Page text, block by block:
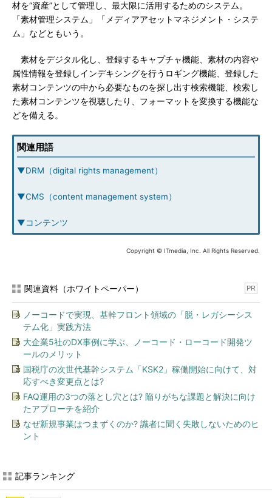
材を“資産”として管理し、最大限に活用するためのシステム。
「素材管理システム」「メディアアセットマネジメント・システ
ム」などともいう。
素材をデジタル化し、登録するキャプチャ機能、素材の内容や
属性情報を登録しインデキシングを行うロギング機能、登録した
素材コンテンツの中から必要なものを探し出す検索機能、検索し
た素材コンテンツを視聴したり、フォーマットを変換する機能な
どを備える。
関連用語
▼DRM（digital rights management）
▼CMS（content management system）
▼コンテンツ
Copyright © ITmedia, Inc. All Rights Reserved.
関連資料（ホワイトペーパー） PR
ノーコードで実現、基幹フロント領域の「脱・レガシーシス
テム化」実践方法
大企業5社のDX事例に学ぶ、ノーコード・ローコード開発ツ
ールのメリット
国税庁の次世代基幹システム「KSK2」稼働開始に向けて、対
応すべき変更点とは?
FAQ運用の3つの落とし穴とは? 陥りがちな課題と解決に向け
たアプローチを紹介
なぜ新規事業はつまずくのか? 識者に聞く失敗しないためのヒ
ント
記事ランキング